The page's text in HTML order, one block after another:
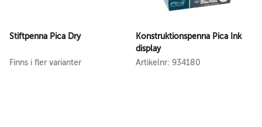
Stiftpenna Pica Dry
Finns i fler varianter
Konstruktionspenna Pica Ink
display
Artikelnr: 934180